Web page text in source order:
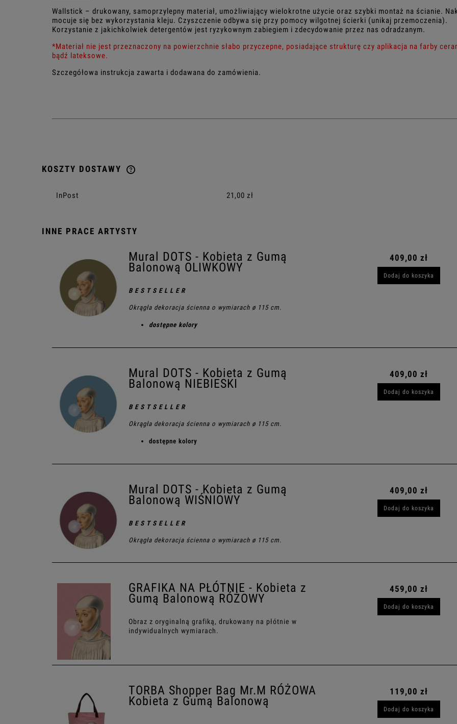
Wallstick – drukowany, samoprzylepny materiał, umożliwiający wielokrotne użycie oraz szybki montaż na ścianie.
mocuje się bez wykorzystania kleju. Czyszczenie odbywa się przy pomocy wilgotnej ścierki (unikaj przemoczenia).
Korzystanie z jakichkolwiek detergentów jest ryzykownym zabiegiem i zdecydowanie przez nas odradzanym.
*Materiał nie jest przeznaczony na powierzchnie słabo przyczepne, posiadające strukturę czy aplikacja na farby
bądź lateksowe.
Szczegółowa instrukcja zawarta i dodawana do zamówienia.
KOSZTY DOSTAWY
CENA NIE ZAWIERA EWENTUALNYCH
InPost 21,00 zł
INNE PRACE ARTYSTY
Mural DOTS - Kobieta z Gumą
Balonową OLIWKOWY
B E S T S E L L E R
Okrągła dekoracja ścienna o wymiarach ø 115 cm.
dostępne kolory
409,00 zł
Dodaj do koszyka
Mural DOTS - Kobieta z Gumą
Balonową NIEBIESKI
B E S T S E L L E R
Okrągła dekoracja ścienna o wymiarach ø 115 cm.
dostępne kolory
409,00 zł
Dodaj do koszyka
Mural DOTS - Kobieta z Gumą
Balonową WIŚNIOWY
B E S T S E L L E R
Okrągła dekoracja ścienna o wymiarach ø 115 cm.
409,00 zł
Dodaj do koszyka
GRAFIKA NA PŁÓTNIE - Kobieta z
Gumą Balonową RÓŻOWY
Obraz z oryginalną grafiką, drukowany na płótnie w
indywidualnych wymiarach.
459,00 zł
Dodaj do koszyka
TORBA Shopper Bag Mr.M RÓŻOWA
Kobieta z Gumą Balonową
119,00 zł
Dodaj do koszyka